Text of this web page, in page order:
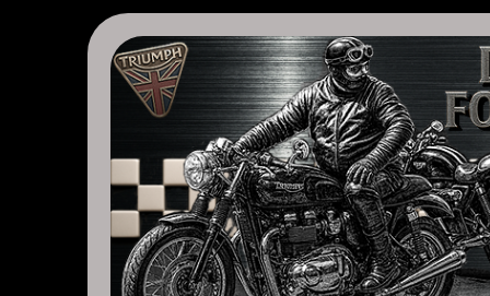
thruxton-forum.de
DAS FORUM! Alles rund um die Triumph Modern Classic
Street Cup, America und Speedmaster.